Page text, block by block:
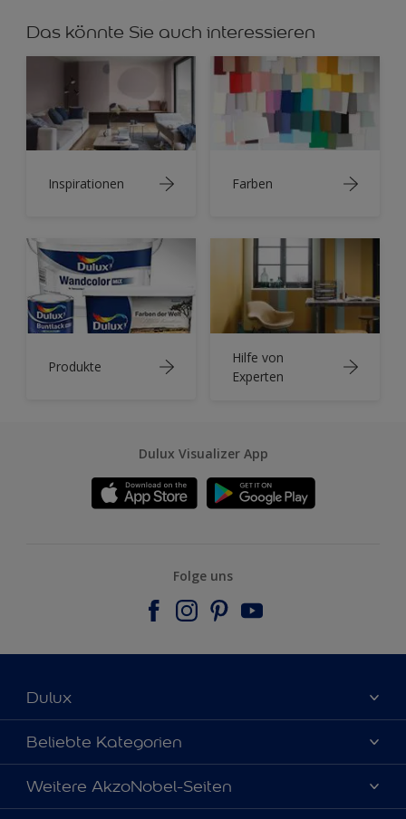
Das könnte Sie auch interessieren
Inspirationen Farben
Produkte
Hilfe von
Experten
Dulux Visualizer App
Folge uns
Dulux
Über uns
Farbgenauigkeit
Kontaktieren Sie uns
Beliebte Kategorien
Dulux Farben
Farbe des Jahres
Weitere AkzoNobel-Seiten